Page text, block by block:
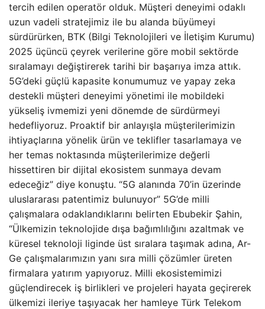
tercih edilen operatör olduk. Müşteri deneyimi odaklı
uzun vadeli stratejimiz ile bu alanda büyümeyi
sürdürürken, BTK (Bilgi Teknolojileri ve İletişim Kurumu)
2025 üçüncü çeyrek verilerine göre mobil sektörde
sıralamayı değiştirerek tarihi bir başarıya imza attık.
5G’deki güçlü kapasite konumumuz ve yapay zeka
destekli müşteri deneyimi yönetimi ile mobildeki
yükseliş ivmemizi yeni dönemde de sürdürmeyi
hedefliyoruz. Proaktif bir anlayışla müşterilerimizin
ihtiyaçlarına yönelik ürün ve teklifler tasarlamaya ve
her temas noktasında müşterilerimize değerli
hissettiren bir dijital ekosistem sunmaya devam
edeceğiz” diye konuştu. “5G alanında 70’in üzerinde
uluslararası patentimiz bulunuyor” 5G’de milli
çalışmalara odaklandıklarını belirten Ebubekir Şahin,
“Ülkemizin teknolojide dışa bağımlılığını azaltmak ve
küresel teknoloji liginde üst sıralara taşımak adına, Ar-
Ge çalışmalarımızın yanı sıra milli çözümler üreten
firmalara yatırım yapıyoruz. Milli ekosistemimizi
güçlendirecek iş birlikleri ve projeleri hayata geçirerek
ülkemizi ileriye taşıyacak her hamleye Türk Telekom